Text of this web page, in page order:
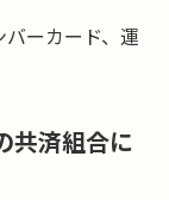
ーカード、運
共済組合に